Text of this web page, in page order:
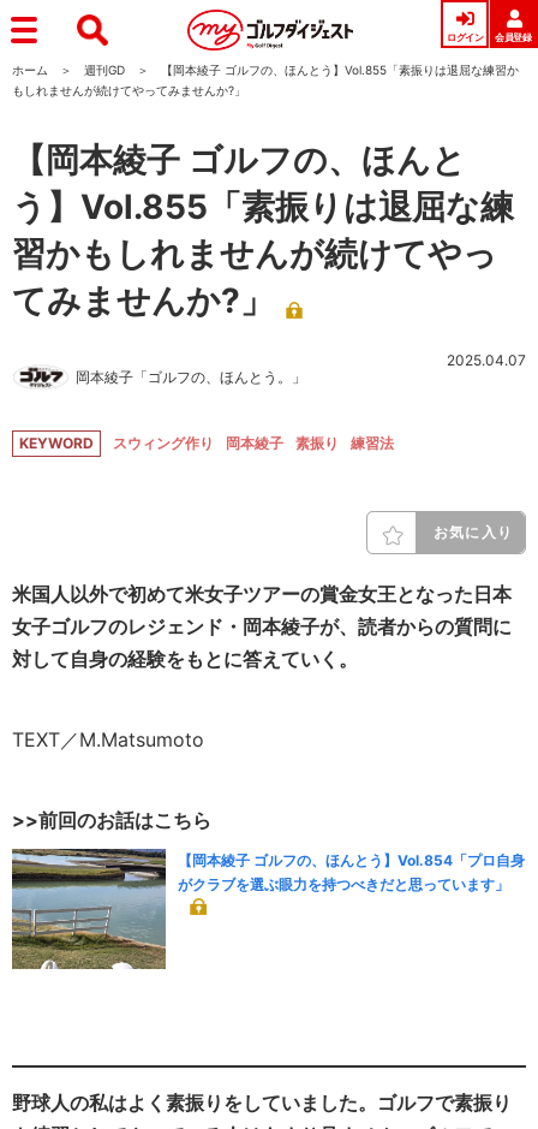
ログイン 会員登録
ホーム 週刊GD
【岡本綾子 ゴルフの、ほんとう】Vol.855「素振りは退屈な練習か
もしれませんが続けてやってみませんか?」
【岡本綾子 ゴルフの、ほんと
う】Vol.855「素振りは退屈な練
習かもしれませんが続けてやっ
てみませんか?」
岡本綾子「ゴルフの、ほんとう。」
2025.04.07
KEYWORD スウィング作り 岡本綾子 素振り 練習法
お気に入り
米国人以外で初めて米女子ツアーの賞金女王となった日本
女子ゴルフのレジェンド・岡本綾子が、読者からの質問に
対して自身の経験をもとに答えていく。
TEXT／M.Matsumoto
>>前回のお話はこちら
【岡本綾子 ゴルフの、ほんとう】Vol.854「プロ自身
がクラブを選ぶ眼力を持つべきだと思っています」
野球人の私はよく素振りをしていました。ゴルフで素振り